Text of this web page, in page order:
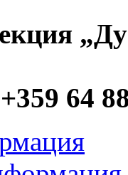
+359 64